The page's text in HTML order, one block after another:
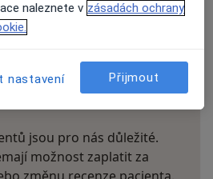
svůj názor
jsou pro nás důležité.
možnost zaplatit za
naleznete v zásadách ochrany
nastavení Přijmout